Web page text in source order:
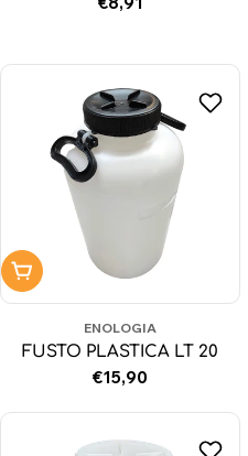
Aggiungi al carrello
ENOLOGIA
FUSTO PLASTICA LT 20
Prezzo
€15,90